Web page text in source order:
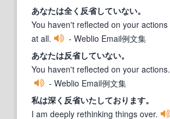
あなたは全く 反省していない。
You haven't reflected on your actions
at all.
- Weblio Email例文集
あなたは反省していない。
You haven't reflected on your actions.
- Weblio Email例文集
私は深く 反省いたしております。
I am deeply rethinking things over.